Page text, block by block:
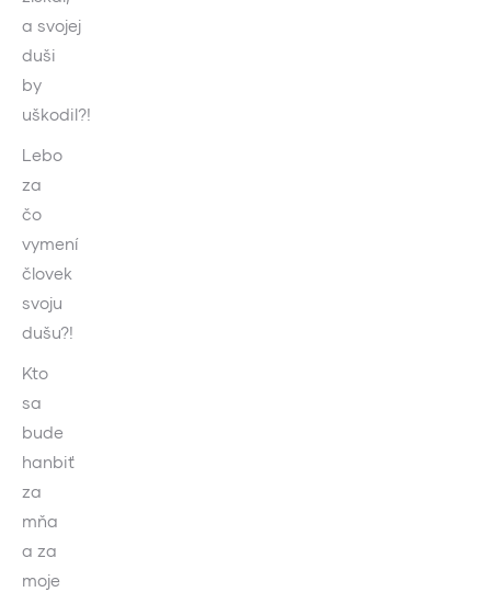
a svojej
duši
by
uškodil?!
Lebo
za
čo
vymení
človek
svoju
dušu?!
Kto
sa
bude
hanbiť
za
mňa
a za
moje